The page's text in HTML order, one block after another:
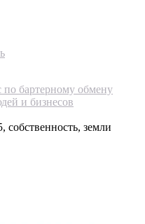
бартерному обмену
и бизнесов
собственность, земли